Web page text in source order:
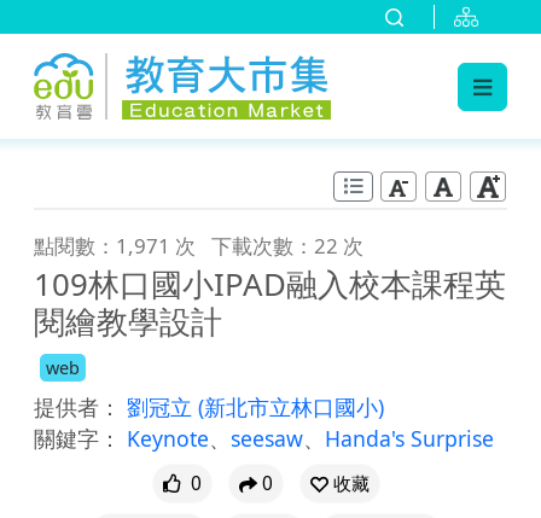
點閱數：1,971 次 下載次數：22 次
109林口國小IPAD融入校本課程英
閱繪教學設計
web
提供者： 劉冠立 (新北市立林口國小)
關鍵字： Keynote、 seesaw、 Handa's Surprise
0 0
收藏